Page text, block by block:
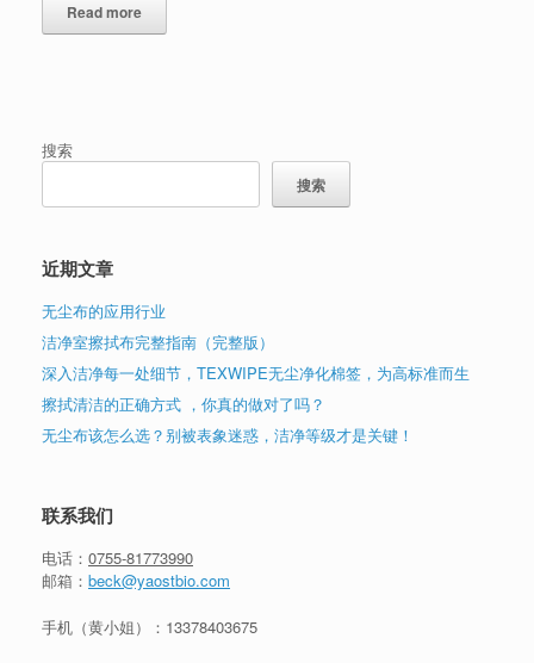
Read more
搜索
搜索
近期文章
无尘布的应用行业
洁净室擦拭布完整指南（完整版）
深入洁净每一处细节，TEXWIPE无尘净化棉签，为高标准而生
擦拭清洁的正确方式 ，你真的做对了吗？
无尘布该怎么选？别被表象迷惑，洁净等级才是关键！
联系我们
电话： 0755-81773990
邮箱： beck@yaostbio.com
手机（黄小姐）： 13378403675